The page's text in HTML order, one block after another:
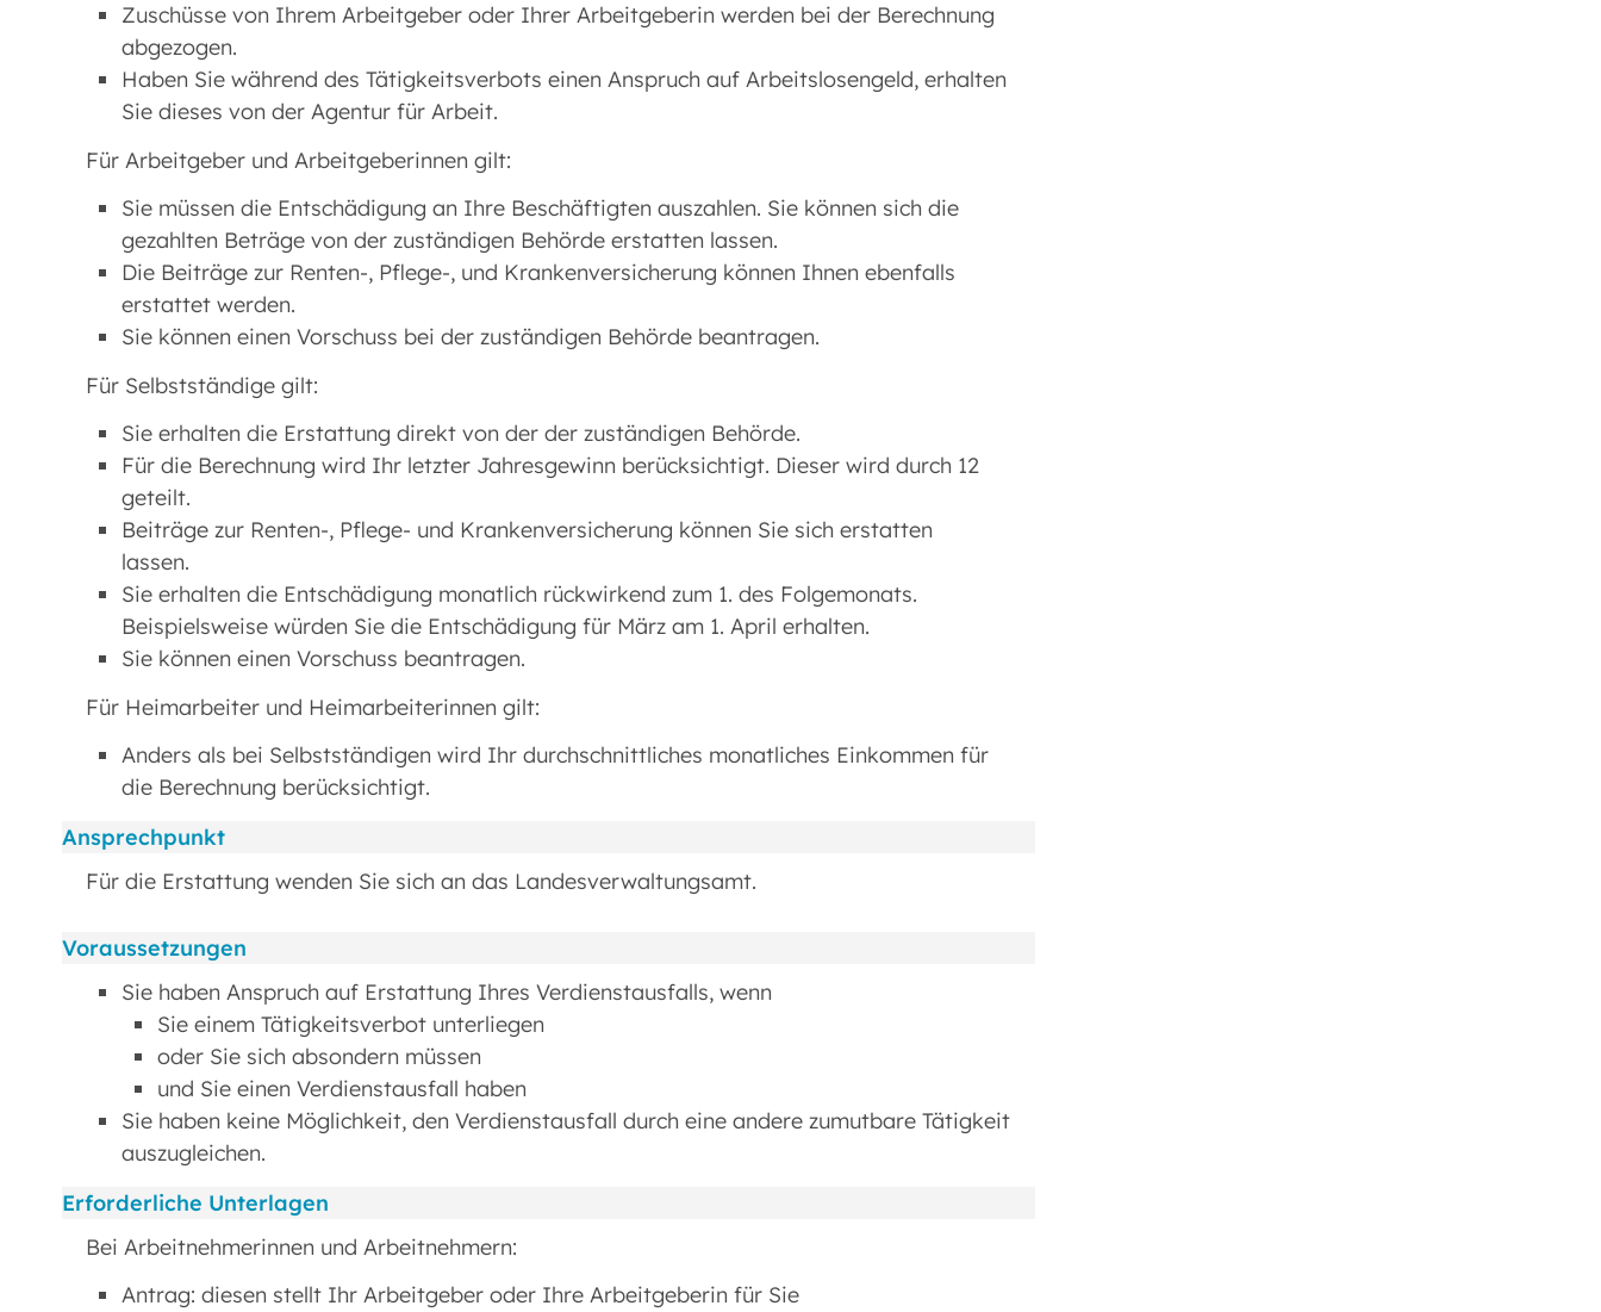
Zuschüsse von Ihrem Arbeitgeber oder Ihrer Arbeitgeberin werden bei der Berechnung
abgezogen.
Haben Sie während des Tätigkeitsverbots einen Anspruch auf Arbeitslosengeld, erhalten
Sie dieses von der Agentur für Arbeit.
Für Arbeitgeber und Arbeitgeberinnen gilt:
Sie müssen die Entschädigung an Ihre Beschäftigten auszahlen. Sie können sich die
gezahlten Beträge von der zuständigen Behörde erstatten lassen.
Die Beiträge zur Renten-, Pflege-, und Krankenversicherung können Ihnen ebenfalls
erstattet werden.
Sie können einen Vorschuss bei der zuständigen Behörde beantragen.
Für Selbstständige gilt:
Sie erhalten die Erstattung direkt von der der zuständigen Behörde.
Für die Berechnung wird Ihr letzter Jahresgewinn berücksichtigt. Dieser wird durch 12
geteilt.
Beiträge zur Renten-, Pflege- und Krankenversicherung können Sie sich erstatten
lassen.
Sie erhalten die Entschädigung monatlich rückwirkend zum 1. des Folgemonats.
Beispielsweise würden Sie die Entschädigung für März am 1. April erhalten.
Sie können einen Vorschuss beantragen.
Für Heimarbeiter und Heimarbeiterinnen gilt:
Anders als bei Selbstständigen wird Ihr durchschnittliches monatliches Einkommen für
die Berechnung berücksichtigt.
Ansprechpunkt
Für die Erstattung wenden Sie sich an das Landesverwaltungsamt.
Voraussetzungen
Sie haben Anspruch auf Erstattung Ihres Verdienstausfalls, wenn
Sie einem Tätigkeitsverbot unterliegen
oder Sie sich absondern müssen
und Sie einen Verdienstausfall haben
Sie haben keine Möglichkeit, den Verdienstausfall durch eine andere zumutbare Tätigkeit
auszugleichen.
Erforderliche Unterlagen
Bei Arbeitnehmerinnen und Arbeitnehmern:
Antrag: diesen stellt Ihr Arbeitgeber oder Ihre Arbeitgeberin für Sie